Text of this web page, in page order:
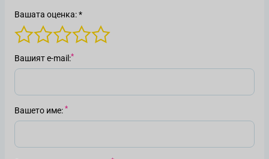
Вашата оценка: *
Вашият е-mail
Вашето име